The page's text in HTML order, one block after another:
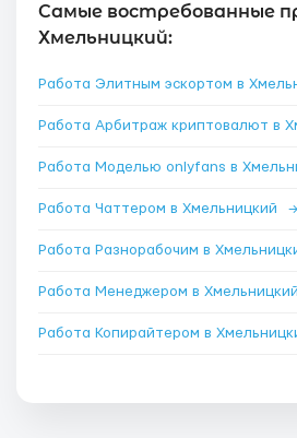
Самые востребованные
Хмельницкий:
Работа Элитным эскортом в
Работа Арбитраж криптовалют в
Работа Моделью onlyfans в
Работа Чаттером в Хмельницкий →
Работа Разнорабочим в
Работа Менеджером в Хмельницкий
Работа Копирайтером в